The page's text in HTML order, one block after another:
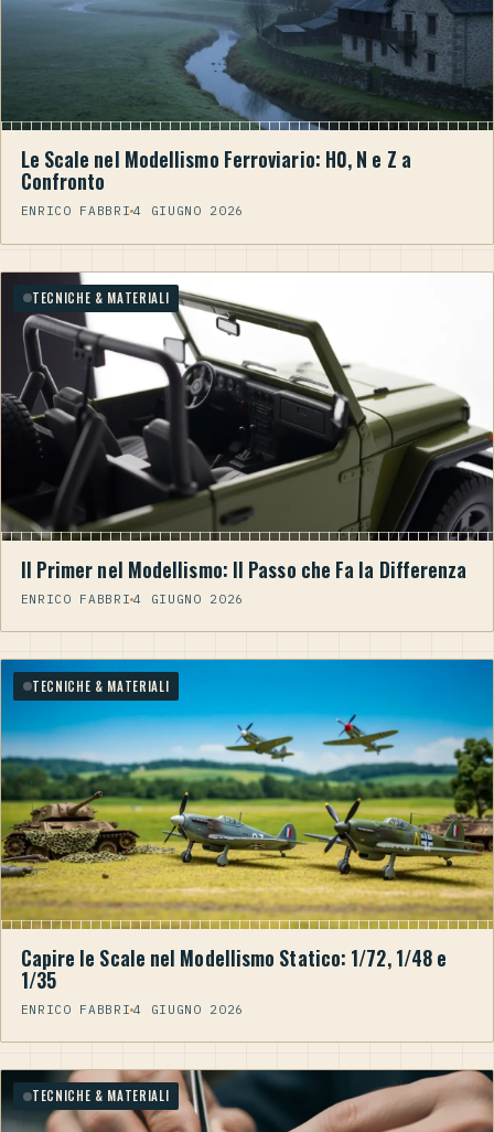
Le Scale nel Modellismo Ferroviario: H0, N e Z a
Confronto
ENRICO FABBRI 4 GIUGNO 2026
TECNICHE & MATERIALI
Il Primer nel Modellismo: Il Passo che Fa la Differenza
ENRICO FABBRI 4 GIUGNO 2026
TECNICHE & MATERIALI
Capire le Scale nel Modellismo Statico: 1/72, 1/48 e
1/35
ENRICO FABBRI 4 GIUGNO 2026
TECNICHE & MATERIALI